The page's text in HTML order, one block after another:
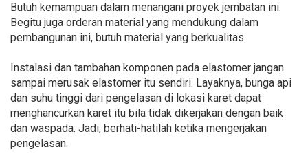
Butuh kemampuan dalam menangani proyek jembatan ini.
Begitu juga orderan material yang mendukung dalam
pembangunan ini, butuh material yang berkualitas.
Instalasi dan tambahan komponen pada elastomer jangan
sampai merusak elastomer itu sendiri. Layaknya, bunga api
dan suhu tinggi dari pengelasan di lokasi karet dapat
menghancurkan karet itu bila tidak dikerjakan dengan baik
dan waspada. Jadi, berhati-hatilah ketika mengerjakan
pengelasan.